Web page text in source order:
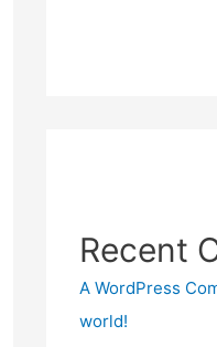
Recent
A WordPress
world!